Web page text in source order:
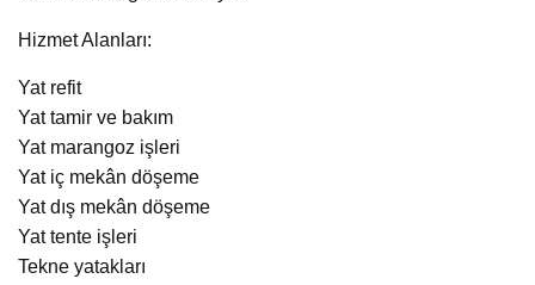
Hizmet Alanları:
Yat refit
Yat tamir ve bakım
Yat marangoz işleri
Yat iç mekân döşeme
Yat dış mekân döşeme
Yat tente işleri
Tekne yatakları